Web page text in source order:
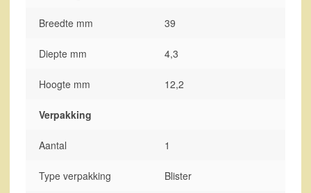
Breedte mm 39
Diepte mm 4,3
Hoogte mm 12,2
Verpakking
Aantal 1
Type verpakking Blister